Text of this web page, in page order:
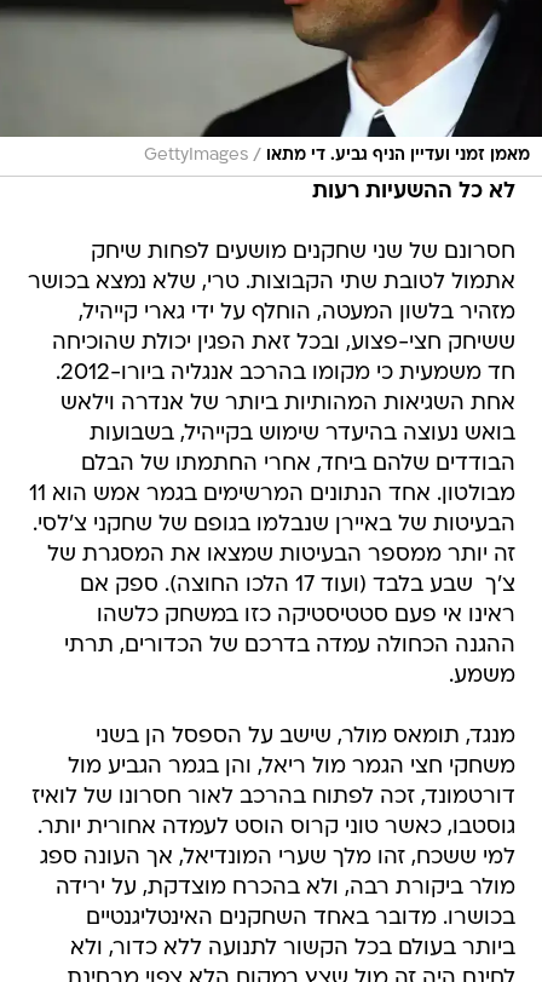
מאמן זמני ועדיין הניף גביע. די מתאו /
GettyImages
לא כל ההשעיות רעות
חסרונם של שני שחקנים מושעים לפחות שיחק
אתמול לטובת שתי הקבוצות. טרי, שלא נמצא בכושר
מזהיר בלשון המעטה, הוחלף על ידי גארי קייהיל,
ששיחק חצי-פצוע, ובכל זאת הפגין יכולת שהוכיחה
חד משמעית כי מקומו בהרכב אנגליה ביורו-2012.
אחת השגיאות המהותיות ביותר של אנדרה וילאש
בואש נעוצה בהיעדר שימוש בקייהיל, בשבועות
הבודדים שלהם ביחד, אחרי החתמתו של הבלם
מבולטון. אחד הנתונים המרשימים בגמר אמש הוא 11
הבעיטות של באיירן שנבלמו בגופם של שחקני צ'לסי.
זה יותר ממספר הבעיטות שמצאו את המסגרת של
צ'ך  שבע בלבד (ועוד 17 הלכו החוצה). ספק אם
ראינו אי פעם סטטיסטיקה כזו במשחק כלשהו 
ההגנה הכחולה עמדה בדרכם של הכדורים, תרתי
משמע.
מנגד, תומאס מולר, שישב על הספסל הן בשני
משחקי חצי הגמר מול ריאל, והן בגמר הגביע מול
דורטמונד, זכה לפתוח בהרכב לאור חסרונו של לואיז
גוסטבו, כאשר טוני קרוס הוסט לעמדה אחורית יותר.
למי ששכח, זהו מלך שערי המונדיאל, אך העונה ספג
מולר ביקורת רבה, ולא בהכרח מוצדקת, על ירידה
בכושרו. מדובר באחד השחקנים האינטליגנטיים
ביותר בעולם בכל הקשור לתנועה ללא כדור, ולא